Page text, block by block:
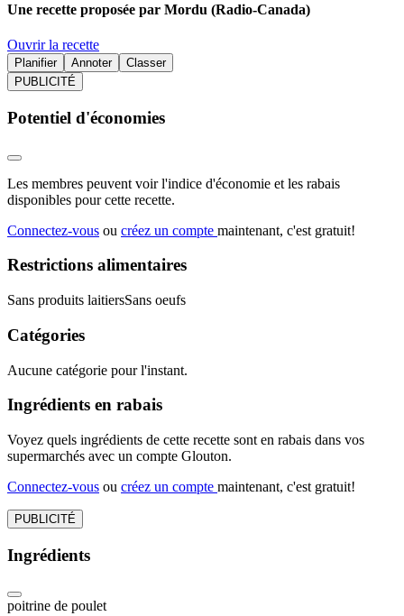
Une recette proposée par Mordu (Radio-Canada)
Ouvrir la recette
Planifier Annoter
Classer
PUBLICITÉ
Potentiel d'économies
Les membres peuvent voir l'indice d'économie et les rabais
disponibles pour cette recette.
Connectez-vous ou créez un compte maintenant, c'est gratuit!
Restrictions alimentaires
Sans produits laitiersSans oeufs
Catégories
Aucune catégorie pour l'instant.
Ingrédients en rabais
Voyez quels ingrédients de cette recette sont en rabais dans vos
supermarchés avec un compte Glouton.
Connectez-vous ou créez un compte maintenant, c'est gratuit!
PUBLICITÉ
Ingrédients
poitrine de poulet